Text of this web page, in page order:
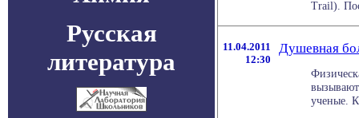
Русская
литература
Trail).
11.04.2011
12:30
Душевная
ученые.